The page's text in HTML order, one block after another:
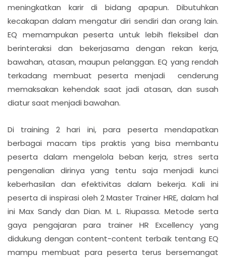
meningkatkan karir di bidang apapun. Dibutuhkan
kecakapan dalam mengatur diri sendiri dan orang lain.
EQ memampukan peserta untuk lebih fleksibel dan
berinteraksi dan bekerjasama dengan rekan kerja,
bawahan, atasan, maupun pelanggan. EQ yang rendah
terkadang membuat peserta menjadi cenderung
memaksakan kehendak saat jadi atasan, dan susah
diatur saat menjadi bawahan.
Di training 2 hari ini, para peserta mendapatkan
berbagai macam tips praktis yang bisa membantu
peserta dalam mengelola beban kerja, stres serta
pengenalian dirinya yang tentu saja menjadi kunci
keberhasilan dan efektivitas dalam bekerja. Kali ini
peserta di inspirasi oleh 2 Master Trainer HRE, dalam hal
ini Max Sandy dan Dian. M. L. Riupassa. Metode serta
gaya pengajaran para trainer HR Excellency yang
didukung dengan content-content terbaik tentang EQ
mampu membuat para peserta terus bersemangat